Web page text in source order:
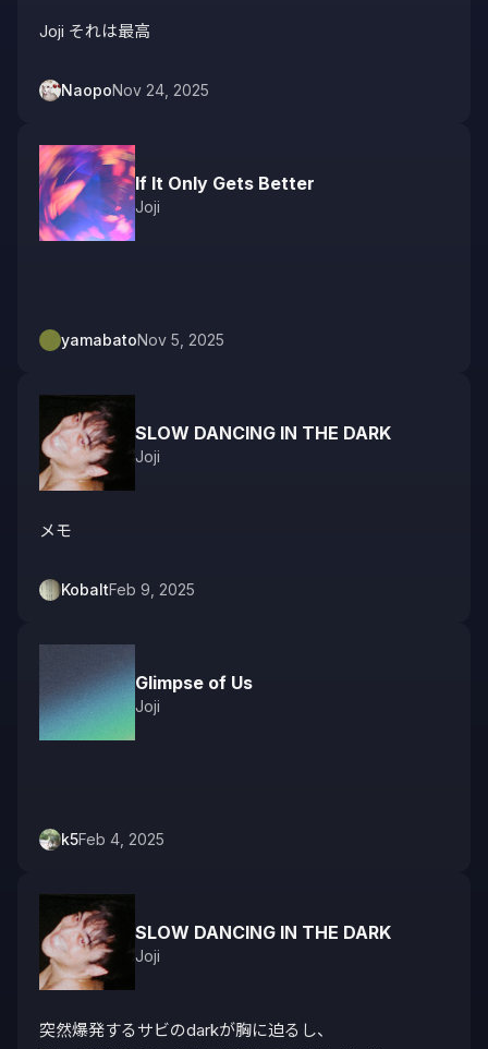
Joji それは最高
NaopoNov 24, 2025
If It Only Gets Better
Joji
yamabatoNov 5, 2025
SLOW DANCING IN THE DARK
Joji
メモ
KobaltFeb 9, 2025
Glimpse of Us
Joji
k5Feb 4, 2025
SLOW DANCING IN THE DARK
Joji
突然爆発するサビのdarkが胸に迫るし、